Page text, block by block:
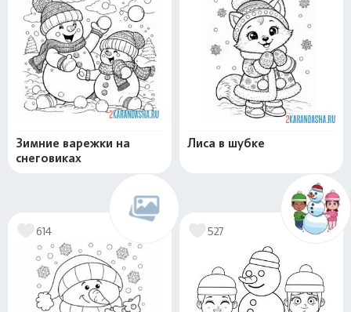
Зимние варежки на
снеговиках
Лиса в шубке
614 527